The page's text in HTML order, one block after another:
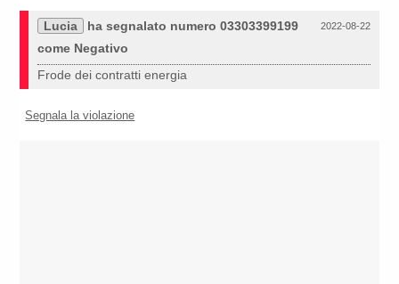
2022-08-22
Lucia
ha segnalato numero 03303399199
come Negativo
Frode dei contratti energia
Segnala la violazione